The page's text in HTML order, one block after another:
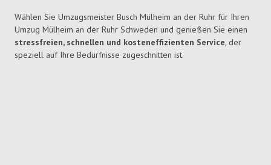
Wählen Sie Umzugsmeister Busch Mülheim an der Ruhr für Ihren
Umzug Mülheim an der Ruhr Schweden und genießen Sie einen
stressfreien, schnellen und kosteneffizienten Service, der
speziell auf Ihre Bedürfnisse zugeschnitten ist.